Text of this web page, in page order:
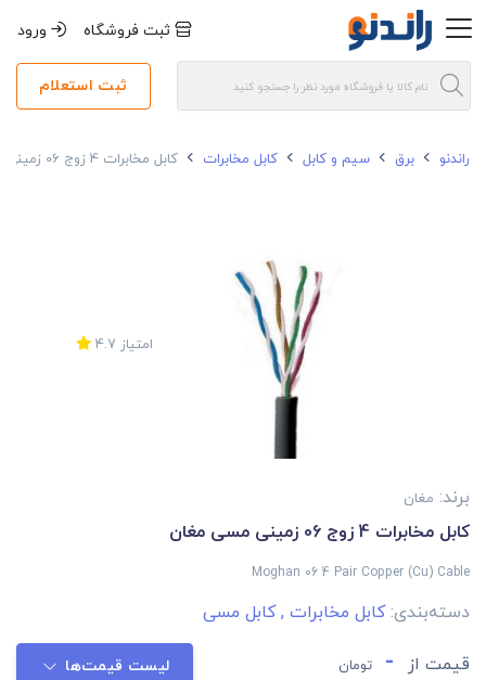
ثبت فروشگاه ورود
ثبت استعلام
راندنو برق سیم و کابل کابل مخابرات کابل مخابرات 4 زوج 06 زمینی مسی مغان
امتیاز 4.7
برند: مغان
کابل مخابرات 4 زوج 06 زمینی مسی مغان
Moghan 06 4 Pair Copper (Cu) Cable
دسته‌بندی:کابل مخابرات ,کابل مسی
قیمت از - تومان لیست قیمت‌ها